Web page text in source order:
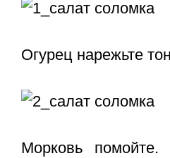
Огурец нарежьте
Морковь